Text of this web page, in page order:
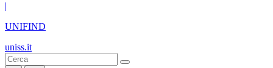
|
UNIFIND
uniss.it